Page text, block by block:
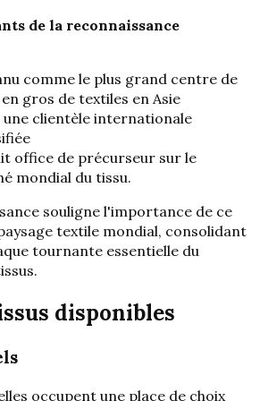
de la reconnaissance
comme le plus grand centre de
gros de textiles en Asie
clientèle internationale
office de précurseur sur le
mondial du tissu.
souligne l'importance de ce
textile mondial, consolidant
tournante essentielle du
disponibles
occupent une place de choix